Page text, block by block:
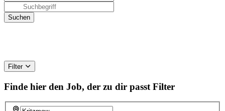
Filter
Finde hier den Job, der zu dir passt Filter